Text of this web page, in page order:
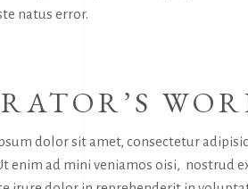
natus error.
dolor sit amet, consectetur
enim ad mini veniamos oisi, nostrud